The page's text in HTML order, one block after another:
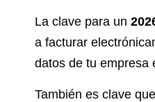
La clave para un
a facturar
datos de tu empresa
También es clave